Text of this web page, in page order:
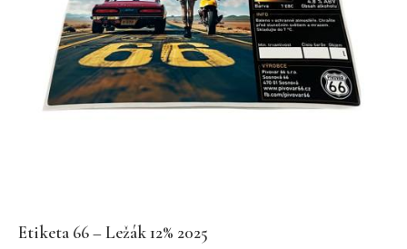
Etiketa 66 – Ležák 12% 2025